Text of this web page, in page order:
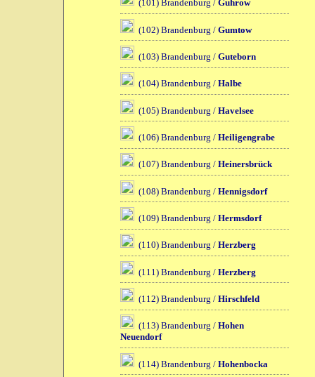
(101) Brandenburg / Guhrow
(102) Brandenburg / Gumtow
(103) Brandenburg / Guteborn
(104) Brandenburg / Halbe
(105) Brandenburg / Havelsee
(106) Brandenburg / Heiligengrabe
(107) Brandenburg / Heinersbrück
(108) Brandenburg / Hennigsdorf
(109) Brandenburg / Hermsdorf
(110) Brandenburg / Herzberg
(111) Brandenburg / Herzberg
(112) Brandenburg / Hirschfeld
(113) Brandenburg / Hohen
Neuendorf
(114) Brandenburg / Hohenbocka